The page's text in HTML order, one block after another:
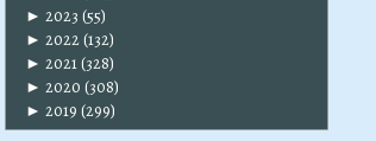
► 2023 (55)
► 2022(132)
► 2021(328)
► 2020 (308)
► 2019 (299)